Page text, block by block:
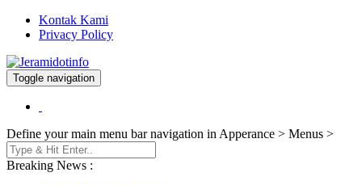
Kontak Kami
Privacy Policy
Jeramidotinfo
Berita dan Informasi Terkini
Toggle navigation
Define your main menu bar navigation in Apperance > Menus >
Breaking News :